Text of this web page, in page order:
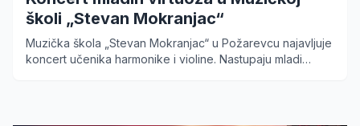
školi „Stevan Mokranjac“
Muzička škola „Stevan Mokranjac“ u Požarevcu najavljuje
koncert učenika harmonike i violine. Nastupaju mladi